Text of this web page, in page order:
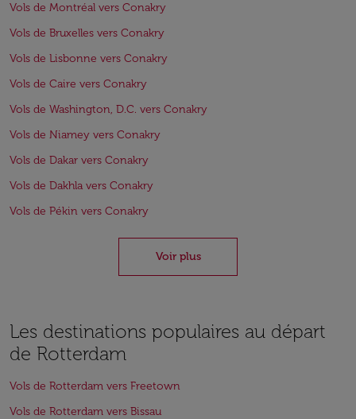
Vols de Montréal vers Conakry
Vols de Bruxelles vers Conakry
Vols de Lisbonne vers Conakry
Vols de Caire vers Conakry
Vols de Washington, D.C. vers Conakry
Vols de Niamey vers Conakry
Vols de Dakar vers Conakry
Vols de Dakhla vers Conakry
Vols de Pékin vers Conakry
Voir plus
Les destinations populaires au départ
de Rotterdam
Vols de Rotterdam vers Freetown
Vols de Rotterdam vers Bissau